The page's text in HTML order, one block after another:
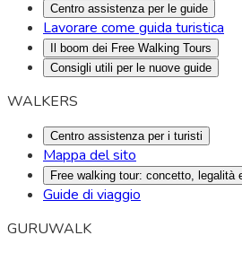
Centro assistenza per le guide
Lavorare come guida turistica
Il boom dei Free Walking Tours
Consigli utili per le nuove guide
WALKERS
Centro assistenza per i turisti
Mappa del sito
Free walking tour: concetto, legalità
Guide di viaggio
GURUWALK